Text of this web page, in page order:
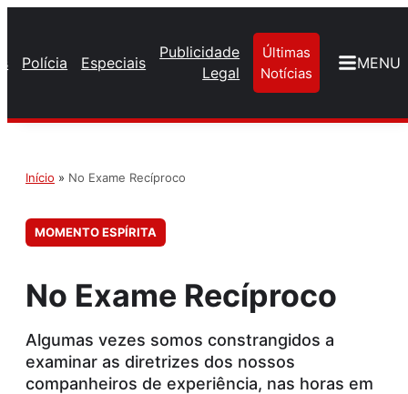
Polícia Especiais
Publicidade
Legal
Últimas
Notícias
MENU
Início » No Exame Recíproco
MOMENTO ESPÍRITA
No Exame Recíproco
Algumas vezes somos constrangidos a
examinar as diretrizes dos nossos
companheiros de experiência, nas horas em